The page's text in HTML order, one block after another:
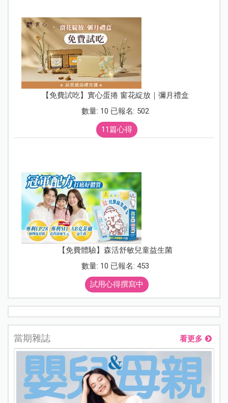
【免費試吃】實心蛋捲 窗花綻放｜彌月禮盒
數量: 10 已報名: 502
11篇心得
【免費體驗】森活舒敏兒童益生菌
數量: 10 已報名: 453
試用心得撰寫中
當期雜誌 看更多